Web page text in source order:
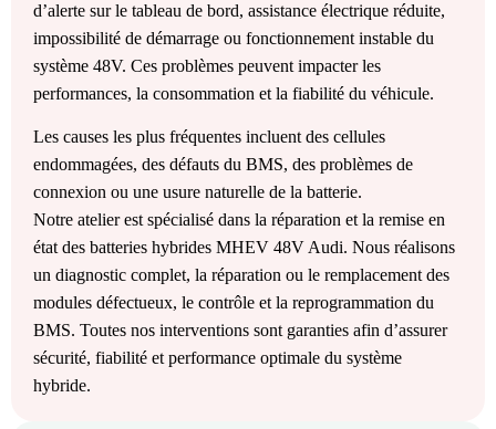
d’alerte sur le tableau de bord, assistance électrique réduite,
impossibilité de démarrage ou fonctionnement instable du
système 48V. Ces problèmes peuvent impacter les
performances, la consommation et la fiabilité du véhicule.
Les causes les plus fréquentes incluent des cellules
endommagées, des défauts du BMS, des problèmes de
connexion ou une usure naturelle de la batterie.
Notre atelier est spécialisé dans la réparation et la remise en
état des batteries hybrides MHEV 48V Audi. Nous réalisons
un diagnostic complet, la réparation ou le remplacement des
modules défectueux, le contrôle et la reprogrammation du
BMS. Toutes nos interventions sont garanties afin d’assurer
sécurité, fiabilité et performance optimale du système
hybride.